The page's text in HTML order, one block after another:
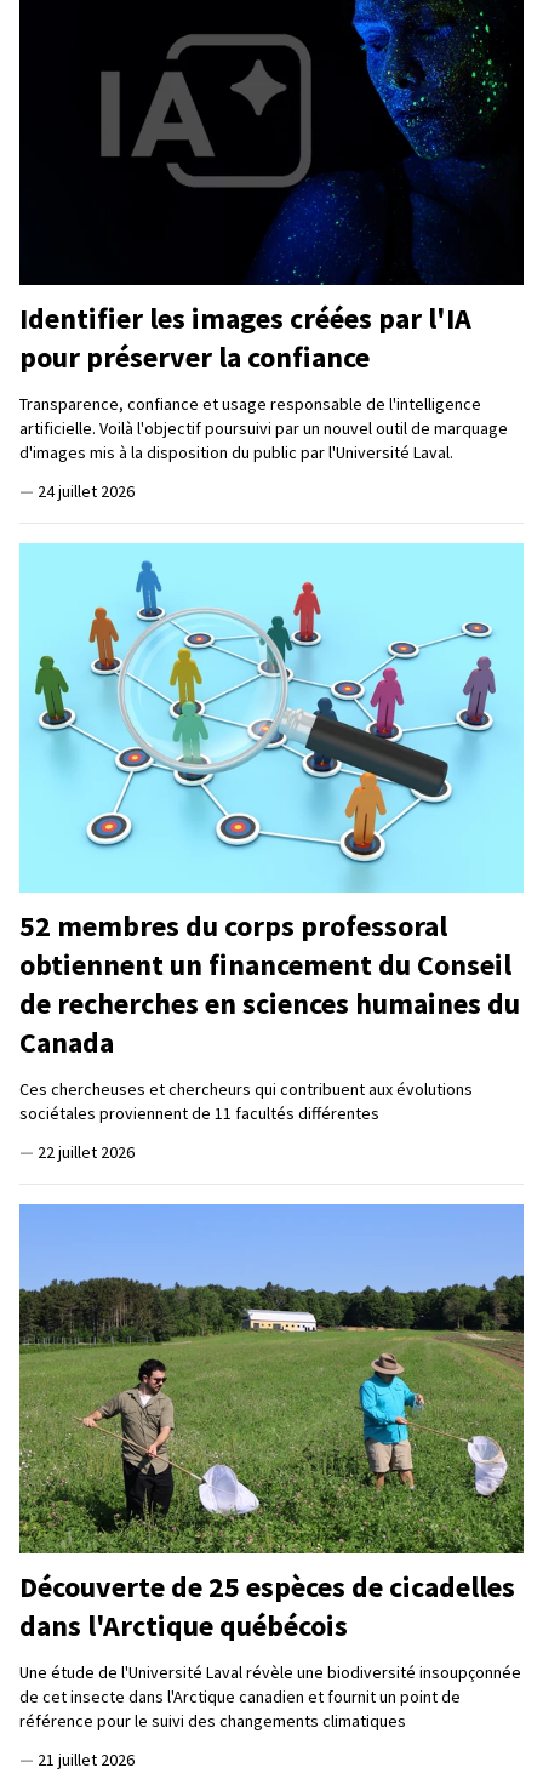
Identifier les images créées par l'IA
pour préserver la confiance
Transparence, confiance et usage responsable de l'intelligence
artificielle. Voilà l'objectif poursuivi par un nouvel outil de marquage
d'images mis à la disposition du public par l'Université Laval.
— 24 juillet 2026
52 membres du corps professoral
obtiennent un financement du Conseil
de recherches en sciences humaines du
Canada
Ces chercheuses et chercheurs qui contribuent aux évolutions
sociétales proviennent de 11 facultés différentes
— 22 juillet 2026
Découverte de 25 espèces de cicadelles
dans l'Arctique québécois
Une étude de l'Université Laval révèle une biodiversité insoupçonnée
de cet insecte dans l'Arctique canadien et fournit un point de
référence pour le suivi des changements climatiques
— 21 juillet 2026